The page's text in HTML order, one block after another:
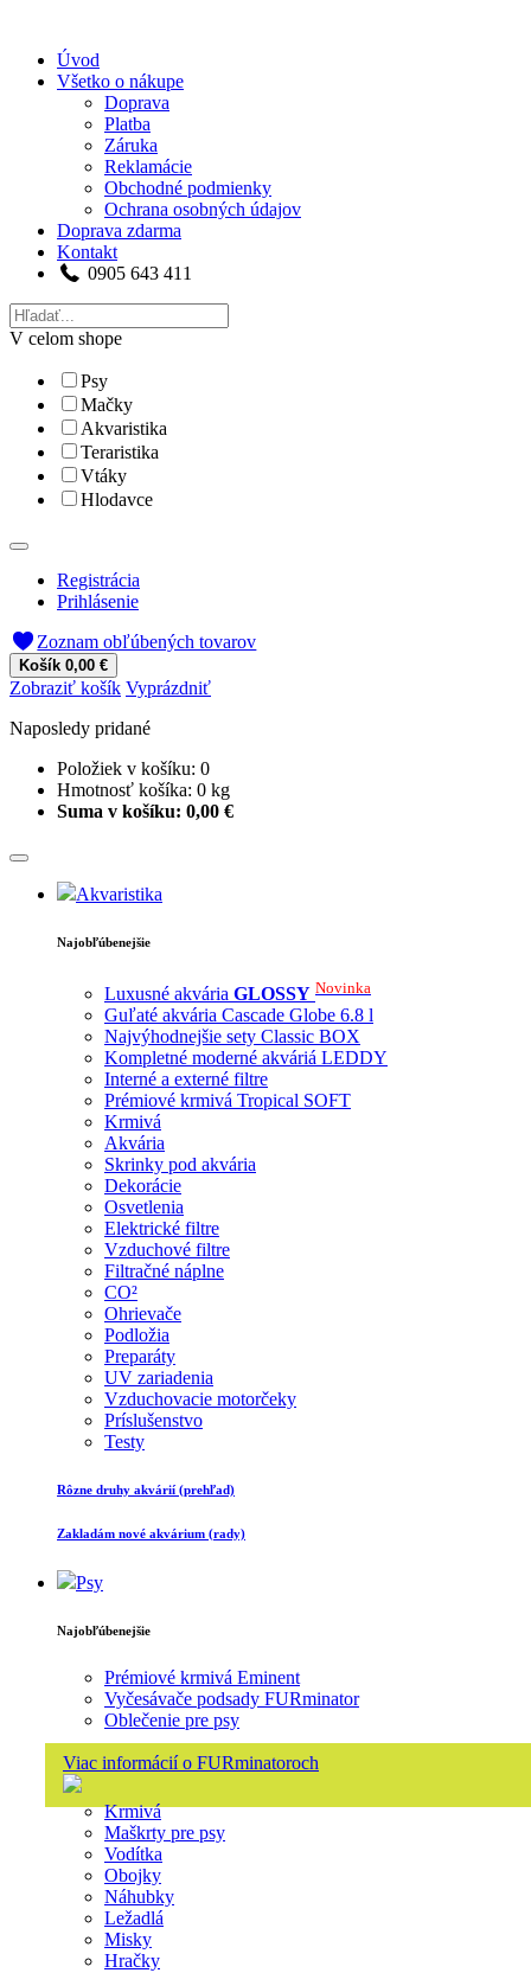
Úvod
Všetko o nákupe
Doprava
Platba
Záruka
Reklamácie
Obchodné podmienky
Ochrana osobných údajov
Doprava zdarma
Kontakt
0905 643 411
V celom shope
Psy
Mačky
Akvaristika
Teraristika
Vtáky
Hlodavce
Registrácia
Prihlásenie
Zoznam obľúbených tovarov
Košík 0,00 €
Zobraziť košík Vyprázdniť
Naposledy pridané
Položiek v košíku: 0
Hmotnosť košíka: 0 kg
Suma v košíku: 0,00 €
Akvaristika
Najobľúbenejšie
Luxusné akvária GLOSSY Novinka
Guľaté akvária Cascade Globe 6.8 l
Najvýhodnejšie sety Classic BOX
Kompletné moderné akváriá LEDDY
Interné a externé filtre
Prémiové krmivá Tropical SOFT
Krmivá
Akvária
Skrinky pod akvária
Dekorácie
Osvetlenia
Elektrické filtre
Vzduchové filtre
Filtračné náplne
CO²
Ohrievače
Podložia
Preparáty
UV zariadenia
Vzduchovacie motorčeky
Príslušenstvo
Testy
Rôzne druhy akvárií (prehľad)
Zakladám nové akvárium (rady)
Psy
Najobľúbenejšie
Prémiové krmivá Eminent
Vyčesávače podsady FURminator
Oblečenie pre psy
Viac informácií o FURminatoroch
Krmivá
Maškrty pre psy
Vodítka
Obojky
Náhubky
Ležadlá
Misky
Hračky